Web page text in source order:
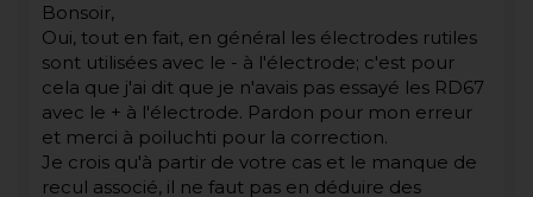
Bonsoir,
Oui, tout en fait, en général les électrodes rutiles
sont utilisées avec le - à l'électrode; c'est pour
cela que j'ai dit que je n'avais pas essayé les RD67
avec le + à l'électrode. Pardon pour mon erreur
et merci à poiluchti pour la correction.
Je crois qu'à partir de votre cas et le manque de
recul associé, il ne faut pas en déduire des